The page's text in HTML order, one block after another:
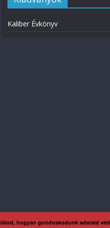
Kaliber Évkönyv
hogyan gondoskodunk adataid